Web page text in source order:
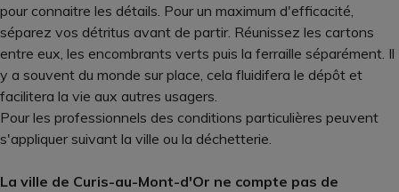
pour connaitre les détails. Pour un maximum d'efficacité,
séparez vos détritus avant de partir. Réunissez les cartons
entre eux, les encombrants verts puis la ferraille séparément. Il
y a souvent du monde sur place, cela fluidifera le dépôt et
facilitera la vie aux autres usagers.
Pour les professionnels des conditions particulières peuvent
s'appliquer suivant la ville ou la déchetterie.
La ville de Curis-au-Mont-d'Or ne compte pas de